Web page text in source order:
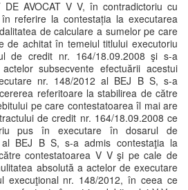
DE AVOCAT V V, în contradictoriu cu
referire la contestația la executarea
de calculare a sumelor pe care
de achitat în temeiul titlului executoriu
de credit nr. 164/18.09.2008 şi s-a
subsecvente efectuării acestui
nr. 148/2012 al BEJ B S, s-a
referitoare la stabilirea de către
pe care contestatoarea îl mai are
de credit nr. 164/18.09.2008 ce
pus în executare în dosarul de
BEJ B S, s-a admis contestaţia la
contestatoarea V V şi pe cale de
absolută a actelor de executare
execuţional nr. 148/2012, în ceea ce